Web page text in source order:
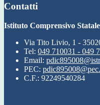
Contatti
Istituto Comprensivo
Via Tito Livio, 1 -
Tel: 049 710031 - 049
Email:
PEC:
C.F.: 92249540284